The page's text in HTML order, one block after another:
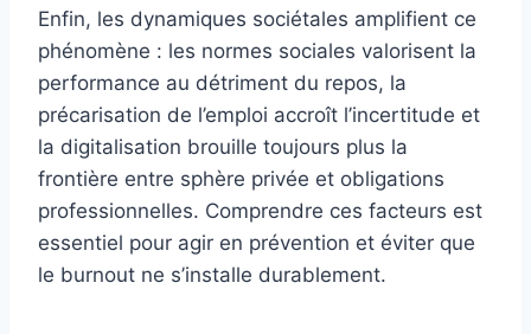
Enfin, les dynamiques sociétales amplifient ce
phénomène : les normes sociales valorisent la
performance au détriment du repos, la
précarisation de l’emploi accroît l’incertitude et
la digitalisation brouille toujours plus la
frontière entre sphère privée et obligations
professionnelles. Comprendre ces facteurs est
essentiel pour agir en prévention et éviter que
le burnout ne s’installe durablement.